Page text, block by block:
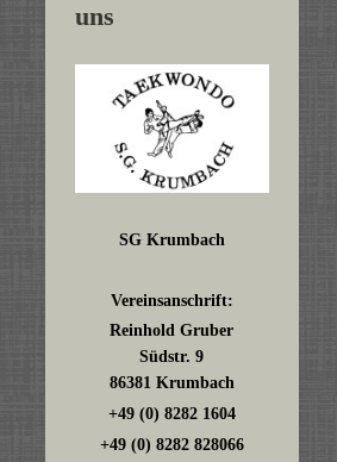
uns
SG Krumbach
Vereinsanschrift:
Reinhold Gruber
Südstr. 9
86381 Krumbach
+49 (0) 8282 1604
+49 (0) 8282 828066